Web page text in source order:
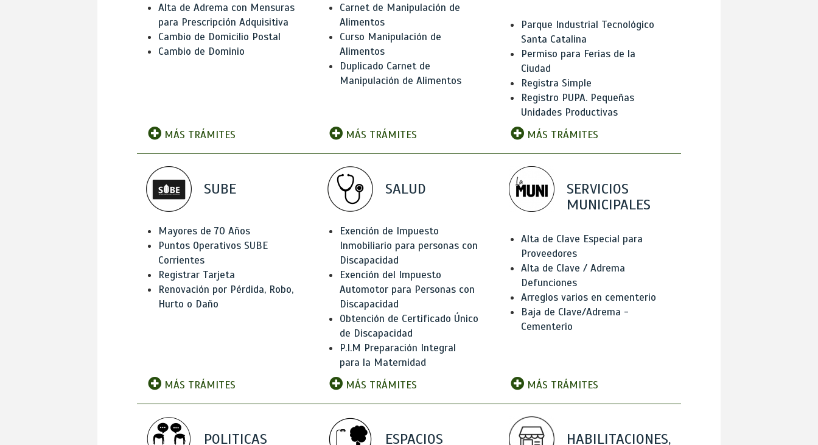
Alta de Adrema con Mensuras
para Prescripción Adquisitiva
Cambio de Domicilio Postal
Cambio de Dominio
MÁS TRÁMITES
Carnet de Manipulación de
Alimentos
Curso Manipulación de
Alimentos
Duplicado Carnet de
Manipulación de Alimentos
MÁS TRÁMITES
Parque Industrial Tecnológico
Santa Catalina
Permiso para Ferias de la
Ciudad
Registra Simple
Registro PUPA. Pequeñas
Unidades Productivas
MÁS TRÁMITES
SUBE
Mayores de 70 Años
Puntos Operativos SUBE
Corrientes
Registrar Tarjeta
Renovación por Pérdida, Robo,
Hurto o Daño
MÁS TRÁMITES
SALUD
Exención de Impuesto
Inmobiliario para personas con
Discapacidad
Exención del Impuesto
Automotor para Personas con
Discapacidad
Obtención de Certificado Único
de Discapacidad
P.I.M Preparación Integral
para la Maternidad
MÁS TRÁMITES
SERVICIOS
MUNICIPALES
Alta de Clave Especial para
Proveedores
Alta de Clave / Adrema
Defunciones
Arreglos varios en cementerio
Baja de Clave/Adrema -
Cementerio
MÁS TRÁMITES
POLITICAS
ESPACIOS
HABILITACIONES,